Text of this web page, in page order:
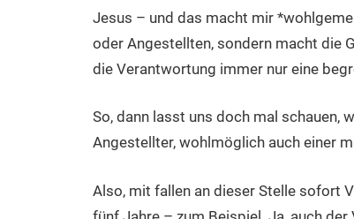
Jesus – und das macht mir
oder Angestellten, sondern macht die
die Verantwortung immer nur eine
So, dann lasst uns doch mal schauen,
Angestellter, wohlmöglich auch einer
Also, mit fallen an dieser Stelle sofort